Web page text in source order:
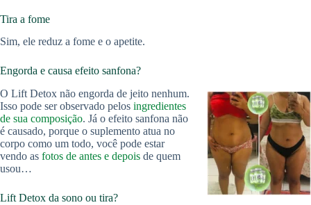
Tira a fome
Sim, ele reduz a fome e o apetite.
Engorda e causa efeito sanfona?
O Lift Detox não engorda de jeito nenhum.
Isso pode ser observado pelos ingredientes
de sua composição. Já o efeito sanfona não
é causado, porque o suplemento atua no
corpo como um todo, você pode estar
vendo as fotos de antes e depois de quem
usou…
Lift Detox da sono ou tira?